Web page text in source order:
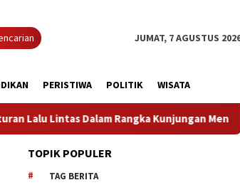
JUMAT, 7 AGUSTUS
PERISTIWA POLITIK WISATA
Menteri Pertahanan RI
TOPIK POPULER
TAG BERITA